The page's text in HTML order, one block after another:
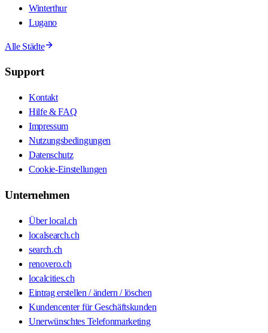
Winterthur
Lugano
Alle Städte
Support
Kontakt
Hilfe & FAQ
Impressum
Nutzungsbedingungen
Datenschutz
Cookie-Einstellungen
Unternehmen
Über local.ch
localsearch.ch
search.ch
renovero.ch
localcities.ch
Eintrag erstellen / ändern / löschen
Kundencenter für Geschäftskunden
Unerwünschtes Telefonmarketing